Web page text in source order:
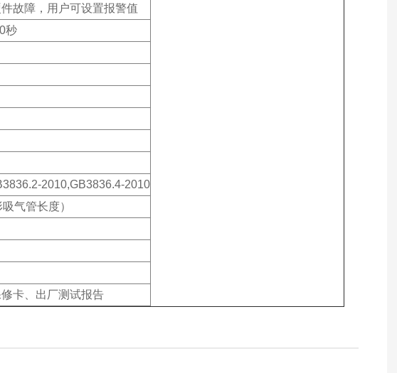
故障，用户可设置报警值
秒
2010,GB3836.4-2010
气管长度）
卡、出厂测试报告